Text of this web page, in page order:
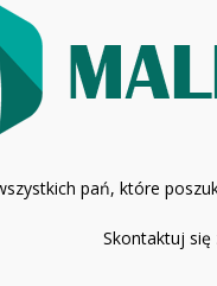
pań, które
Skontaktuj się